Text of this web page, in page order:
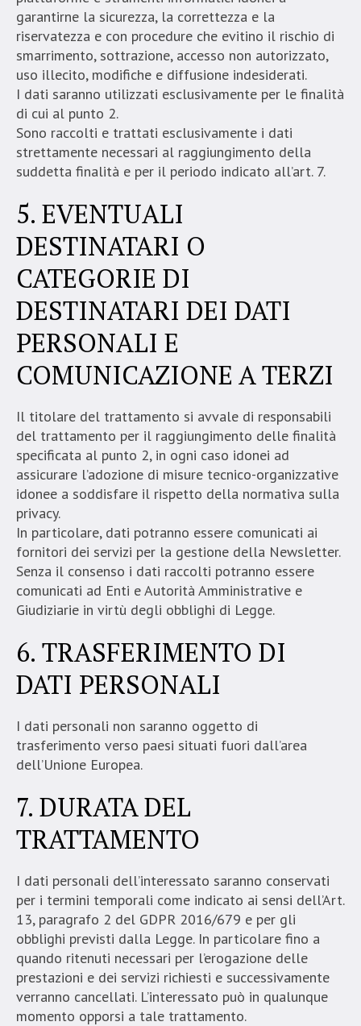
garantirne la sicurezza, la correttezza e la
riservatezza e con procedure che evitino il rischio di
smarrimento, sottrazione, accesso non autorizzato,
uso illecito, modifiche e diffusione indesiderati.
I dati saranno utilizzati esclusivamente per le finalità
di cui al punto 2.
Sono raccolti e trattati esclusivamente i dati
strettamente necessari al raggiungimento della
suddetta finalità e per il periodo indicato all’art. 7.
5. EVENTUALI
DESTINATARI O
CATEGORIE DI
DESTINATARI DEI DATI
PERSONALI E
COMUNICAZIONE A TERZI
Il titolare del trattamento si avvale di responsabili
del trattamento per il raggiungimento delle finalità
specificata al punto 2, in ogni caso idonei ad
assicurare l’adozione di misure tecnico-organizzative
idonee a soddisfare il rispetto della normativa sulla
privacy.
In particolare, dati potranno essere comunicati ai
fornitori dei servizi per la gestione della Newsletter.
Senza il consenso i dati raccolti potranno essere
comunicati ad Enti e Autorità Amministrative e
Giudiziarie in virtù degli obblighi di Legge.
6. TRASFERIMENTO DI
DATI PERSONALI
I dati personali non saranno oggetto di
trasferimento verso paesi situati fuori dall’area
dell’Unione Europea.
7. DURATA DEL
TRATTAMENTO
I dati personali dell’interessato saranno conservati
per i termini temporali come indicato ai sensi dell’Art.
13, paragrafo 2 del GDPR 2016/679 e per gli
obblighi previsti dalla Legge. In particolare fino a
quando ritenuti necessari per l’erogazione delle
prestazioni e dei servizi richiesti e successivamente
verranno cancellati. L’interessato può in qualunque
momento opporsi a tale trattamento.